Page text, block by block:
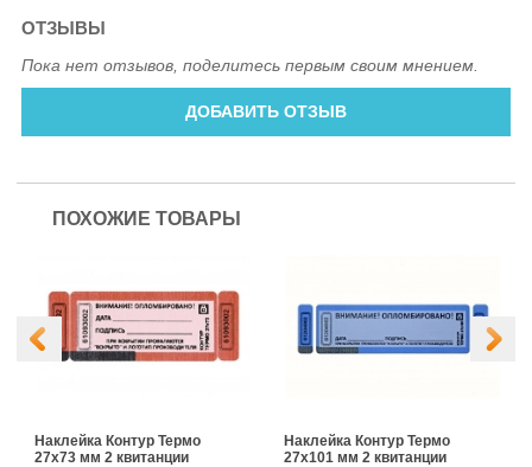
ОТЗЫВЫ
Пока нет отзывов, поделитесь первым своим мнением.
ДОБАВИТЬ ОТЗЫВ
ПОХОЖИЕ ТОВАРЫ
Наклейка Контур Термо
27х73 мм 2 квитанции
Наклейка Контур Термо
27х101 мм 2 квитанции